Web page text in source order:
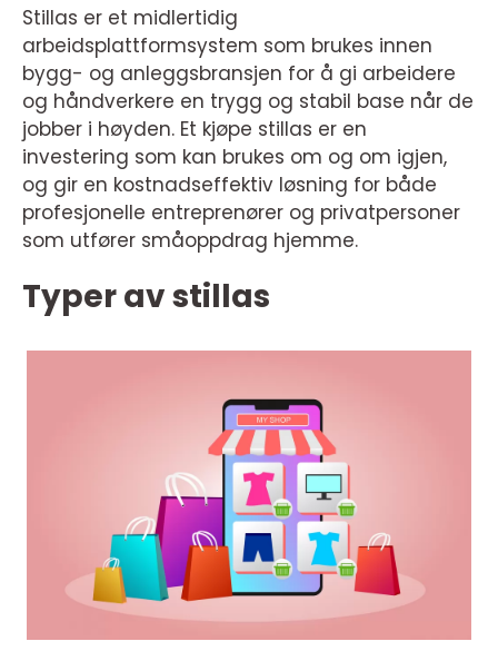
Stillas er et midlertidig
arbeidsplattformsystem som brukes innen
bygg- og anleggsbransjen for å gi arbeidere
og håndverkere en trygg og stabil base når de
jobber i høyden. Et kjøpe stillas er en
investering som kan brukes om og om igjen,
og gir en kostnadseffektiv løsning for både
profesjonelle entreprenører og privatpersoner
som utfører småoppdrag hjemme.
Typer av stillas